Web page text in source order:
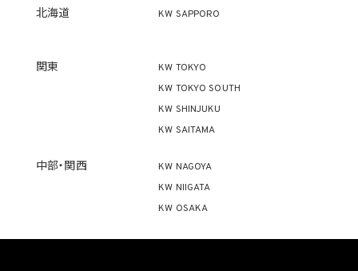
(1) 法令に基づく場合
(2) 人の生命、身体又は財産の保護のために必要がある場合であって、本人の同意を得
て、本人の同意を得ることが困難であるとき
行することに対して協力する必要がある場合であって、本人の同意を得ることにより当該
事務の遂行に支障を及ぼすおそれがあるとき
個人データを学術研究目的で取り扱う必要があるとき（当該個人データを取り扱う目的
ある場合を除きます。）。
4.2 当社は、違法又は不当な行為を助長し、又は誘発するおそれがある方法により個人
5. 個人情報の適正な取得
北海道 KW SAPPORO
関東
KW TOKYO
KW TOKYO SOUTH
KW SHINJUKU
KW SAITAMA
中部・関西
KW NAGOYA
KW NIIGATA
KW OSAKA